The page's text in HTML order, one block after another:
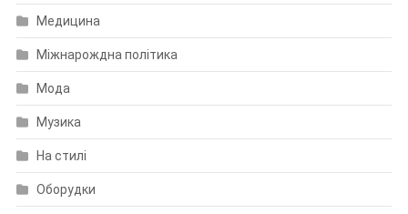
Медицина
Міжнарождна політика
Мода
Музика
На стилі
Оборудки